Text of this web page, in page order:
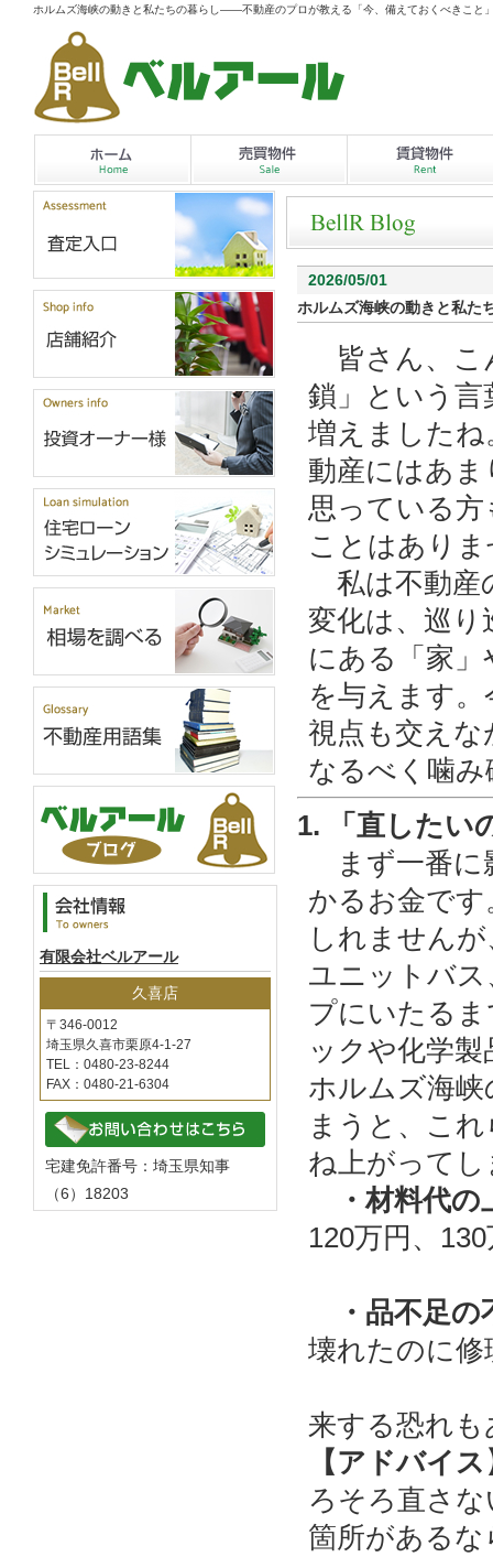
ホルムズ海峡の動きと私たちの暮らし——不動産のプロが教える「今、備えておくべきこと
2026/05/01
ホルムズ海峡の動きと私
皆さん、こ
鎖」という
増えましたね
動産にはあ
思っている
ことはあり
私は不動産
変化は、巡り
にある「家
を与えます
視点も交え
なるべく噛
1. 「直したい
まず一番に
かるお金で
しれません
ユニットバ
プにいたる
ックや化学
ホルムズ海
まうと、こ
ね上がって
・材料代の
120万円、
・品不足の
壊れたのに
来する恐れ
【アドバイ
ろそろ直さ
箇所がある
有限会社ベルアール
久喜店
〒346-0012
埼玉県久喜市栗原4-1-27
TEL：0480-23-8244
FAX：0480-21-6304
宅建免許番号：埼玉県知事
（6）18203